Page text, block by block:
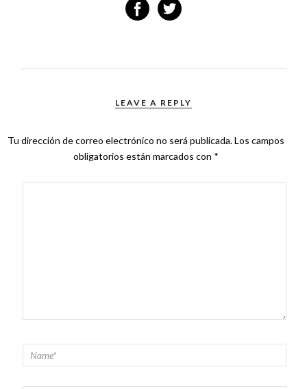
LEAVE A REPLY
Tu dirección de correo electrónico no será publicada.Los campos
obligatorios están marcados con *